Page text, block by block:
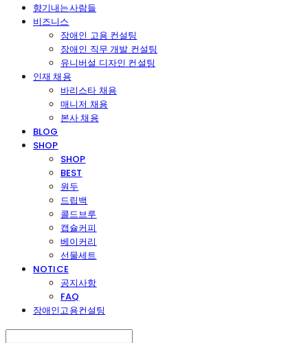
향기내는사람들
비즈니스
장애인 고용 컨설팅
장애인 직무 개발 컨설팅
유니버설 디자인 컨설팅
인재 채용
바리스타 채용
매니저 채용
본사 채용
BLOG
SHOP
SHOP
BEST
원두
드립백
콜드브루
캡슐커피
베이커리
선물세트
NOTICE
공지사항
FAQ
장애인고용컨설팅